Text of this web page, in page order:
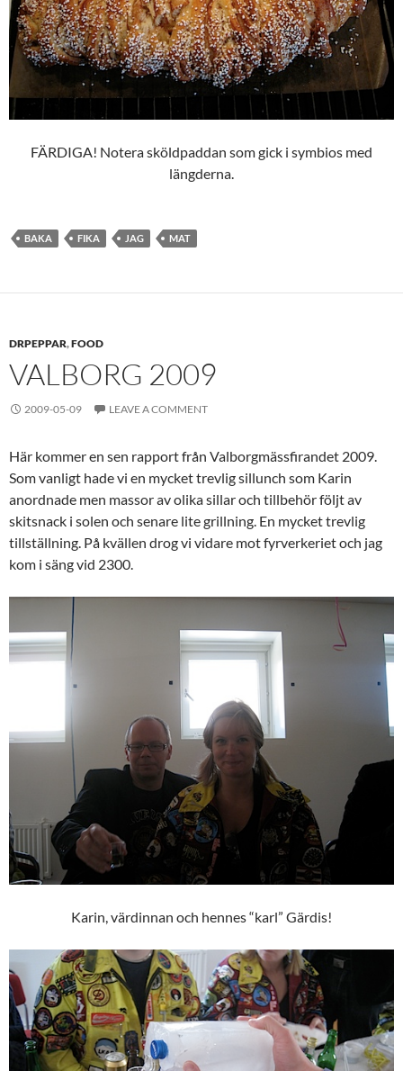
FÄRDIGA! Notera sköldpaddan som gick i symbios med
längderna.
BAKA FIKA JAG MAT
DRPEPPAR,FOOD
VALBORG 2009
2009-05-09 LEAVE A COMMENT
Här kommer en sen rapport från Valborgmässfirandet 2009.
Som vanligt hade vi en mycket trevlig sillunch som Karin
anordnade men massor av olika sillar och tillbehör följt av
skitsnack i solen och senare lite grillning. En mycket trevlig
tillställning. På kvällen drog vi vidare mot fyrverkeriet och jag
kom i säng vid 2300.
Karin, värdinnan och hennes “karl” Gärdis!